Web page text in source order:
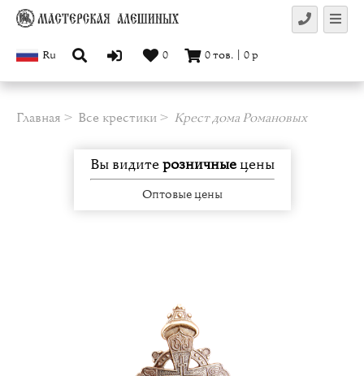
Ru 0 0тов. 0р
Главная Все крестики Крест дома Романовых
Вы видитерозничныецены
Оптовые цены